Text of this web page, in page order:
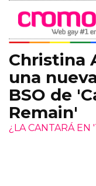
Christina
una
BSO de
Remain'
¿LA CANTARÁ EN